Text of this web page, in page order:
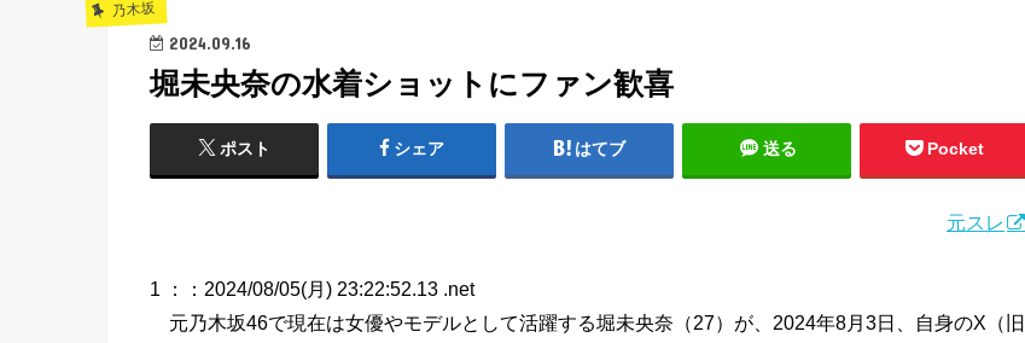
乃木坂
2024.09.16
堀未央奈の水着ショットにファン歓喜
ポスト シェア はてブ 送る Pocket
元スレ
1 ：
：2024/08/05(月) 23:22:52.13 .net
元乃木坂46で現在は女優やモデルとして活躍する堀未央奈（27）が、2024年8月3日、自身のX（旧